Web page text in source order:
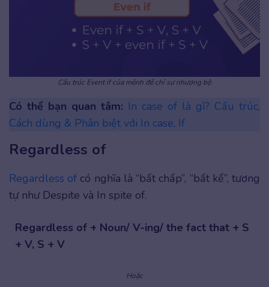
Cấu trúc Event if của mệnh đề chỉ sự nhượng bộ
Có thể bạn quan tâm: In case of là gì? Cấu trúc,
Cách dùng & Phân biệt với In case, If
Regardless of
Regardless of có nghĩa là “bất chấp”, “bất kể”, tương
tự như Despite và In spite of.
Regardless of + Noun/ V-ing/ the fact that + S
+ V, S + V
Hoặc